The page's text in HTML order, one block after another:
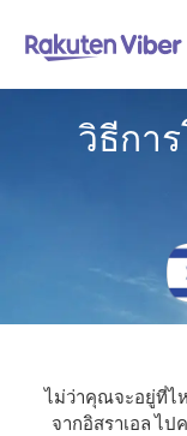
วิธีกา
ไม่ว่าคุณจะอยู่ที่ไ
จากอิสราเอล ไป